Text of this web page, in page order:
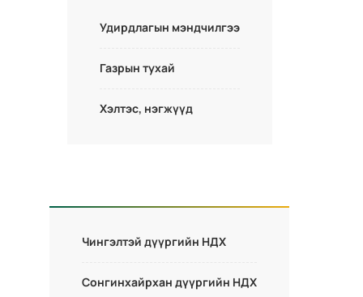
Удирдлагын мэндчилгээ
Газрын тухай
Хэлтэс, нэгжүүд
Чингэлтэй дүүргийн НДХ
Сонгинхайрхан дүүргийн НДХ